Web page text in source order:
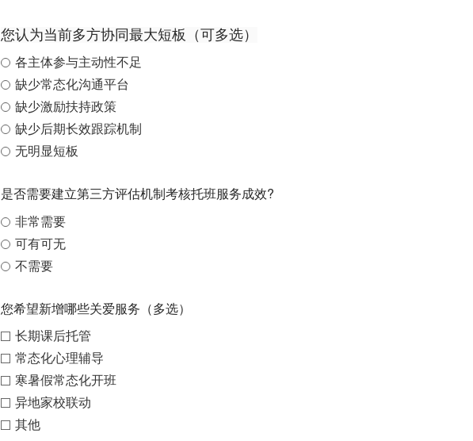
您认为当前多方协同最大短板（可多选）
各主体参与主动性不足
缺少常态化沟通平台
缺少激励扶持政策
缺少后期长效跟踪机制
无明显短板
是否需要建立第三方评估机制考核托班服务成效?
非常需要
可有可无
不需要
您希望新增哪些关爱服务（多选）
长期课后托管
常态化心理辅导
寒暑假常态化开班
异地家校联动
其他